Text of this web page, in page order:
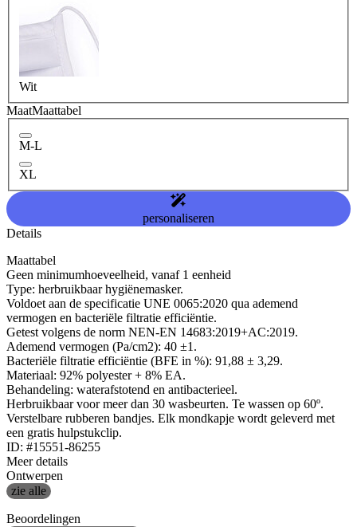
Wit
MaatMaattabel
M-L
XL
personaliseren
Details
Maattabel
Geen minimumhoeveelheid, vanaf 1 eenheid
Type: herbruikbaar hygiënemasker.
Voldoet aan de specificatie UNE 0065:2020 qua ademend
vermogen en bacteriële filtratie efficiëntie.
Getest volgens de norm NEN-EN 14683:2019+AC:2019.
Ademend vermogen (Pa/cm2): 40 ±1.
Bacteriële filtratie efficiëntie (BFE in %): 91,88 ± 3,29.
Materiaal: 92% polyester + 8% EA.
Behandeling: waterafstotend en antibacterieel.
Herbruikbaar voor meer dan 30 wasbeurten. Te wassen op 60º.
Verstelbare rubberen bandjes. Elk mondkapje wordt geleverd met
een gratis hulpstukclip.
ID: #15551-86255
Meer details
Ontwerpen
zie alle
Beoordelingen